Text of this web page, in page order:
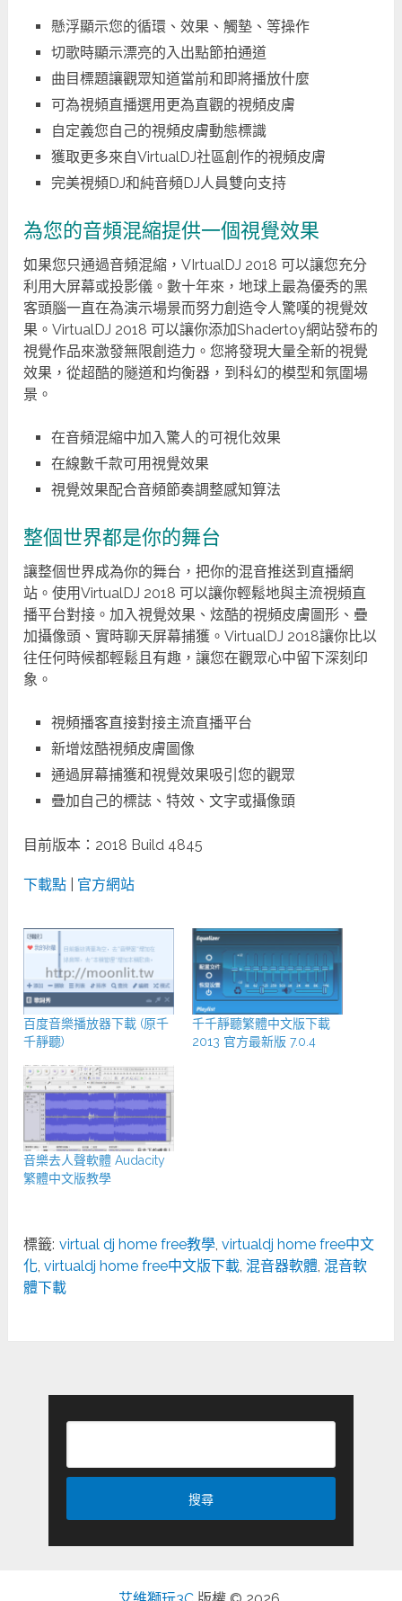
懸浮顯示您的循環、效果、觸墊、等操作
切歌時顯示漂亮的入出點節拍通道
曲目標題讓觀眾知道當前和即將播放什麼
可為視頻直播選用更為直觀的視頻皮膚
自定義您自己的視頻皮膚動態標識
獲取更多來自VirtualDJ社區創作的視頻皮膚
完美視頻DJ和純音頻DJ人員雙向支持
為您的音頻混縮提供一個視覺效果
如果您只通過音頻混縮，VIrtualDJ 2018 可以讓您充分
利用大屏幕或投影儀。數十年來，地球上最為優秀的黑
客頭腦一直在為演示場景而努力創造令人驚嘆的視覺效
果。VirtualDJ 2018 可以讓你添加Shadertoy網站發布的
視覺作品來激發無限創造力。您將發現大量全新的視覺
效果，從超酷的隧道和均衡器，到科幻的模型和氛圍場
景。
在音頻混縮中加入驚人的可視化效果
在線數千款可用視覺效果
視覺效果配合音頻節奏調整感知算法
整個世界都是你的舞台
讓整個世界成為你的舞台，把你的混音推送到直播網
站。使用VirtualDJ 2018 可以讓你輕鬆地與主流視頻直
播平台對接。加入視覺效果、炫酷的視頻皮膚圖形、疊
加攝像頭、實時聊天屏幕捕獲。VirtualDJ 2018讓你比以
往任何時候都輕鬆且有趣，讓您在觀眾心中留下深刻印
象。
視頻播客直接對接主流直播平台
新增炫酷視頻皮膚圖像
通過屏幕捕獲和視覺效果吸引您的觀眾
疊加自己的標誌、特效、文字或攝像頭
目前版本：2018 Build 4845
下載點 官方網站
百度音樂播放器下載 (原千
千靜聽)
千千靜聽繁體中文版下載
2013 官方最新版 7.0.4
音樂去人聲軟體 Audacity
繁體中文版教學
標籤: virtual dj home free教學,virtualdj home free中文
化,virtualdj home free中文版下載,混音器軟體,混音軟
體下載